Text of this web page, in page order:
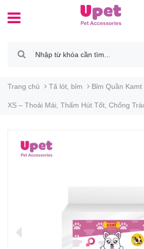
Trang chủ Tã lót, bỉm Bỉm Quần Kamt
XS – Thoải Mái, Thấm Hút Tốt, Chống